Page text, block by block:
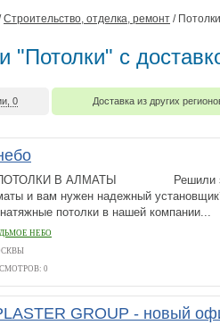
Строительство, отделка, ремонт / Потолки
"Потолки" с
0 Доставка из других
В АЛМАТЫ Решили
и вам нужен надежный
потолки в нашей компании...
НЕБО
0
GROUP - новый